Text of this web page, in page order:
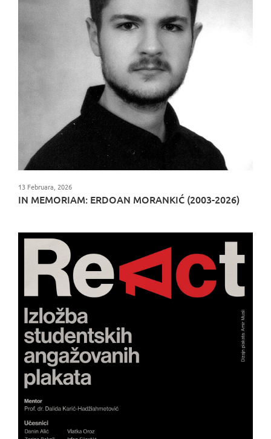
IN MEMORIAM: ERDOAN MORANKIĆ (2003-2026)
13 Februara, 2026